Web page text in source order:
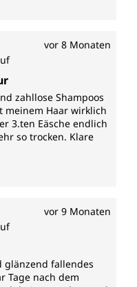
vor 8 Monaten
5 von 5 Sternen
zahllose Shampoos
meinem Haar wirklich
3.ten Eäsche endlich
so trocken. Klare
vor 9 Monaten
4 von 5 Sternen
glänzend fallendes
Tage nach dem